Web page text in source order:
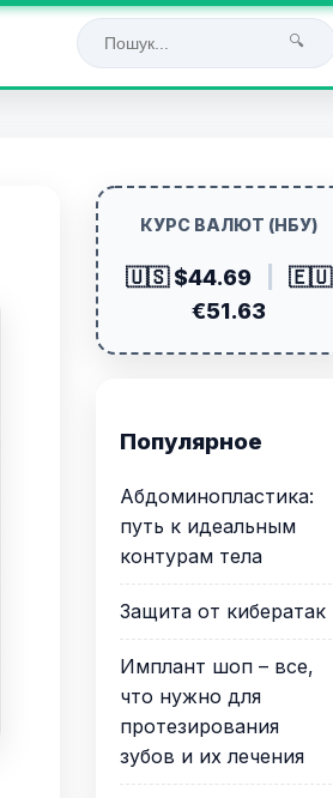
🔍
КУРС ВАЛЮТ (НБУ)
🇺🇸 $44.69
🇪🇺
€51.63
Популярное
Абдоминопластика:
путь к идеальным
контурам тела
Защита от кибератак
Имплант шоп – все,
что нужно для
протезирования
зубов и их лечения